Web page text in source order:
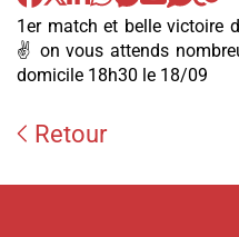
1er match et belle victoire
✌️ on vous attends
domicile 18h30 le 18/09
Retour